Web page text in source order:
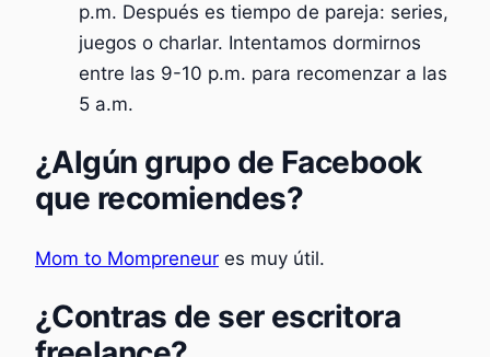
p.m. Después es tiempo de pareja: series,
juegos o charlar. Intentamos dormirnos
entre las 9-10 p.m. para recomenzar a las
5 a.m.
¿Algún grupo de Facebook
que recomiendes?
Mom to Mompreneur es muy útil.
¿Contras de ser escritora